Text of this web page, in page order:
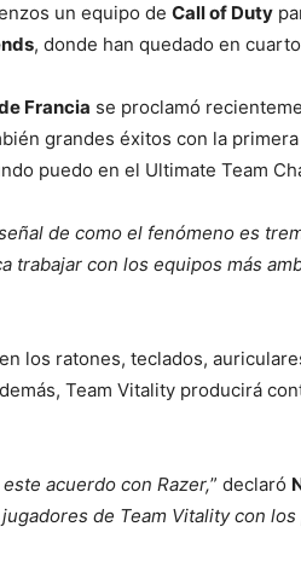
un equipo de Call of Duty
, donde han quedado en
Francia se proclamó
grandes éxitos con la
puedo en el Ultimate Team
de como el fenómeno es
trabajar con los equipos más
los ratones, teclados,
Team Vitality producirá
acuerdo con Razer,” declaró
de Team Vitality con